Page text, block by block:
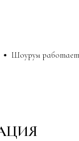
Шоурум работает